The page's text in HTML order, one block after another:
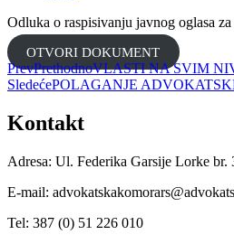
Odluka o raspisivanju javnog oglasa
OTVORI DOKUMENT
PrevPrethodnoVLASTI NA SVIM
SledećePOLAGANJE
Kontakt
Adresa: Ul. Federika Garsije Lorke br.
E-mail:
Tel: 387 (0) 51 226 010